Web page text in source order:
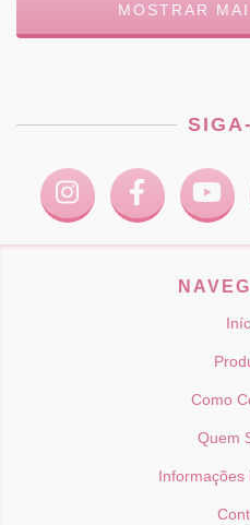
MOSTRAR
Como
Quem
Informações